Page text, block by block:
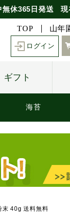
無休365日発送 現
TOP 山年
ログイン
ギフト
海苔
末 40g 送料無料